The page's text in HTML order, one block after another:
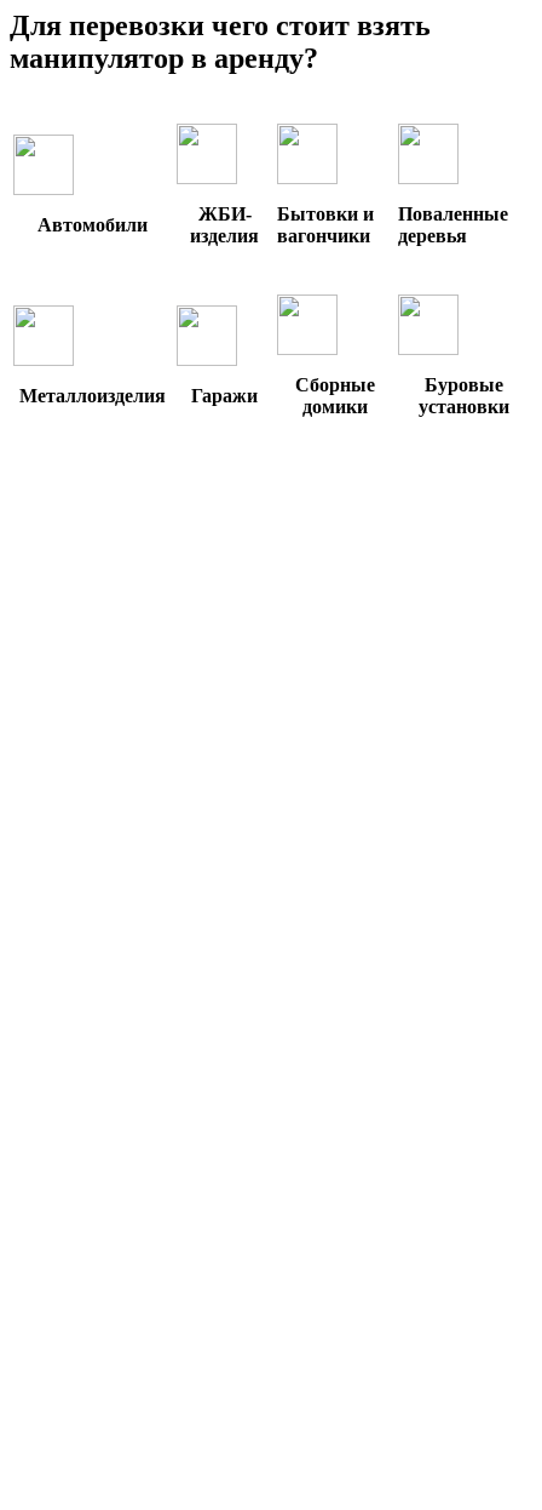
Для перевозки чего стоит взять
манипулятор в аренду?
Автомобили
ЖБИ-
изделия
Бытовки и
вагончики
Поваленные
деревья
Металлоизделия Гаражи
Сборные
домики
Буровые
установки